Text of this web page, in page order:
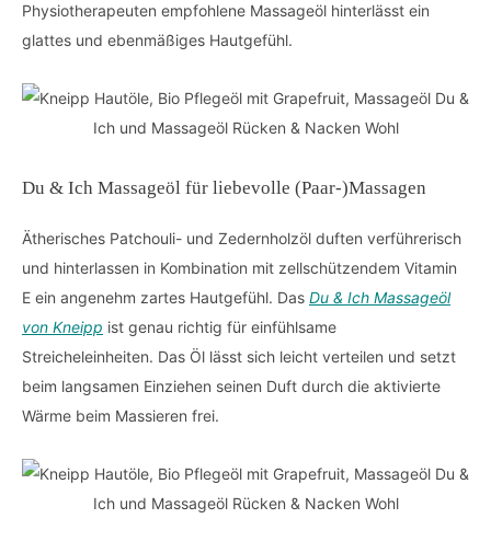
Physiotherapeuten empfohlene Massageöl hinterlässt ein
glattes und ebenmäßiges Hautgefühl.
Du & Ich Massageöl für liebevolle (Paar-)Massagen
Ätherisches Patchouli- und Zedernholzöl duften verführerisch
und hinterlassen in Kombination mit zellschützendem Vitamin
E ein angenehm zartes Hautgefühl. Das Du & Ich Massageöl
von Kneipp ist genau richtig für einfühlsame
Streicheleinheiten. Das Öl lässt sich leicht verteilen und setzt
beim langsamen Einziehen seinen Duft durch die aktivierte
Wärme beim Massieren frei.